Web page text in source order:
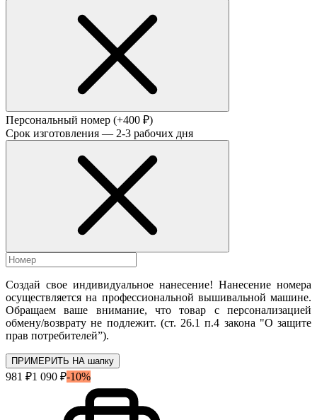
Персональный номер (+400 ₽)
Срок изготовления — 2-3 рабочих дня
Создай свое индивидуальное нанесение! Нанесение номера
осуществляется на профессиональной вышивальной машине.
Обращаем ваше внимание, что товар с персонализацией
обмену/возврату не подлежит. (ст. 26.1 п.4 закона "О защите
прав потребителей”).
ПРИМЕРИТЬ НА шапку
981 ₽1 090 ₽-10%